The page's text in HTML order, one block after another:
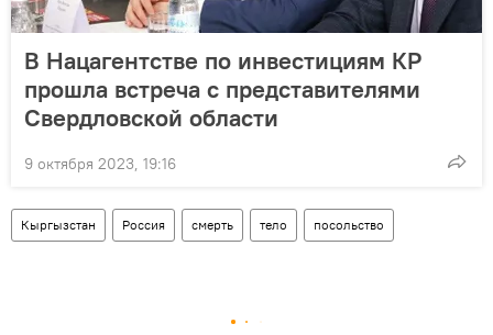
В Нацагентстве по инвестициям КР
прошла встреча с представителями
Свердловской области
9 октября 2023, 19:16
Кыргызстан Россия смерть тело посольство